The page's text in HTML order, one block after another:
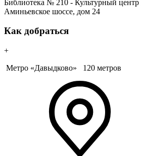
Библиотека № 210 - Культурный центр
Аминьевское шоссе, дом 24
Как добраться
+
Метро «Давыдково»
120 метров